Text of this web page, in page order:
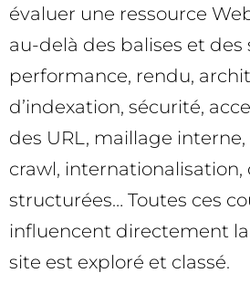
évaluer une ressource
au-delà des balises et des
performance, rendu,
d’indexation, sécurité,
des URL, maillage
crawl, internationalisation,
structurées… Toutes ces
influencent directement
site est exploré et classé.